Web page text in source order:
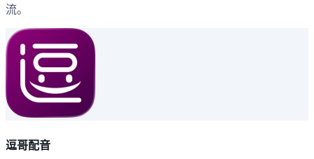
流。
逗哥配音